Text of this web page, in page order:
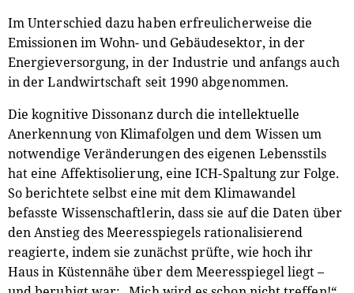
Im Unterschied dazu haben erfreulicherweise die
Emissionen im Wohn- und Gebäudesektor, in der
Energieversorgung, in der Industrie und anfangs auch
in der Landwirtschaft seit 1990 abgenommen.
Die kognitive Dissonanz durch die intellektuelle
Anerkennung von Klimafolgen und dem Wissen um
notwendige Veränderungen des eigenen Lebensstils
hat eine Affektisolierung, eine ICH-Spaltung zur Folge.
So berichtete selbst eine mit dem Klimawandel
befasste Wissenschaftlerin, dass sie auf die Daten über
den Anstieg des Meeresspiegels rationalisierend
reagierte, indem sie zunächst prüfte, wie hoch ihr
Haus in Küstennähe über dem Meeresspiegel liegt –